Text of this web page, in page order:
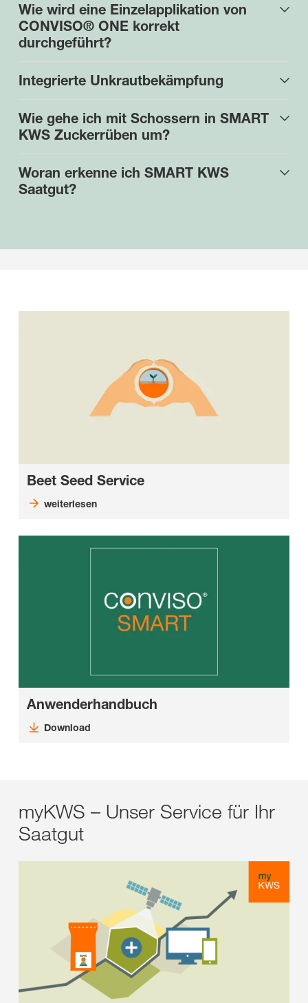
Wie wird eine Einzelapplikation von
CONVISO® ONE korrekt
durchgeführt?
Integrierte Unkrautbekämpfung
Wie gehe ich mit Schossern in SMART
KWS Zuckerrüben um?
Woran erkenne ich SMART KWS
Saatgut?
Beet Seed Service
weiterlesen
Anwenderhandbuch
Download
myKWS – Unser Service für Ihr
Saatgut